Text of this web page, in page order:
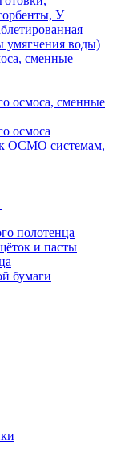
У
умягчения воды)
сменные
осмоса, сменные
осмоса
ОСМО системам,
полотенца
и пасты
бумаги